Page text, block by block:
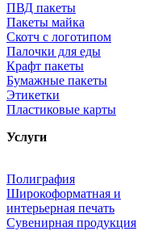
ПВД пакеты
Пакеты майка
Скотч с логотипом
Палочки для еды
Крафт пакеты
Бумажные пакеты
Этикетки
Пластиковые карты
Услуги
Полиграфия
Широкоформатная и
интерьерная печать
Сувенирная продукция